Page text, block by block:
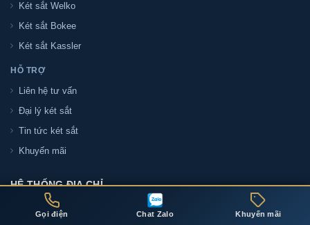
Gọi điện Chat Zalo Khuyến mãi
Két sắt Welko
Két sắt Bokee
Két sắt Kassler
HỖ TRỢ
Liên hệ tư vấn
Đại lý két sắt
Tin tức két sắt
Khuyến mãi
HỆ THỐNG ĐỊA CHỈ
ĐỊA CHỈ THÀNH PHỐ HỒ CHÍ MINH